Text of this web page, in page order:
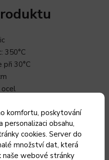
komfortu, poskytování
personalizaci obsahu,
cookies. Server do
množství dat, která
naše webové stránky
350°C
při 30°C
ocel, plastová rukojeť